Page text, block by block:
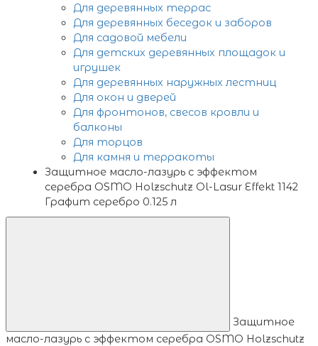
Для деревянных террас
Для деревянных беседок и заборов
Для садовой мебели
Для детских деревянных площадок и
игрушек
Для деревянных наружных лестниц
Для окон и дверей
Для фронтонов, свесов кровли и
балконы
Для торцов
Для камня и терракоты
Защитное масло-лазурь с эффектом
серебра OSMO Holzschutz Ol-Lasur Effekt 1142
Графит серебро 0.125 л
Защитное
масло-лазурь с эффектом серебра OSMO Holzschutz